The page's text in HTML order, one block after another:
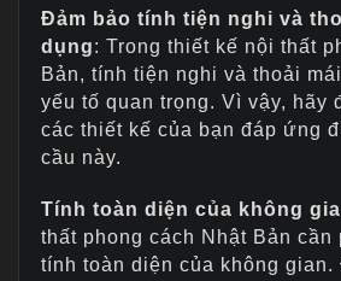
Đảm bảo tính tiện nghi và
dụng: Trong thiết kế nội thất
Bản, tính tiện nghi và thoải
yếu tố quan trọng. Vì vậy, hãy
các thiết kế của bạn đáp ứng
cầu này.
Tính toàn diện của không
thất phong cách Nhật Bản cần
tính toàn diện của không